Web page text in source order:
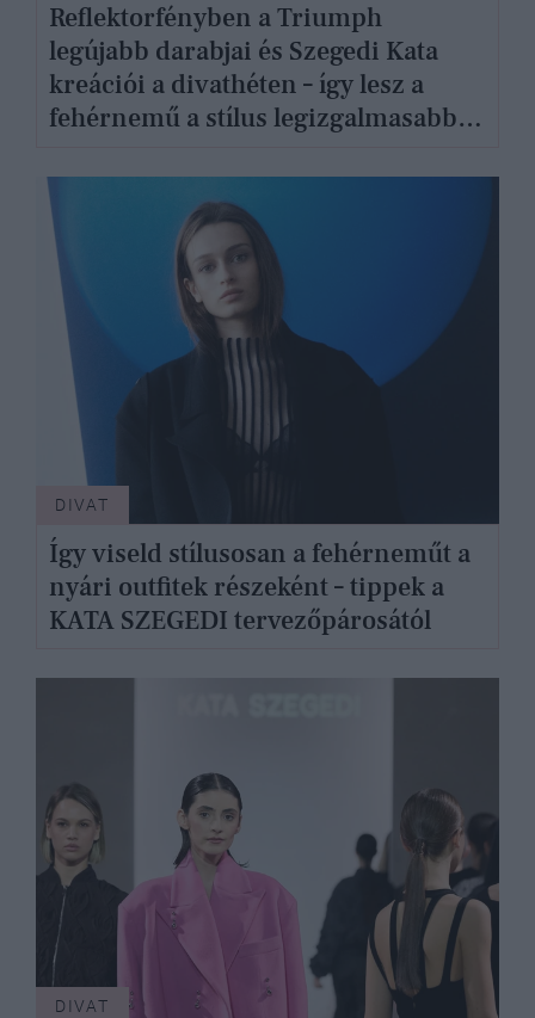
Reflektorfényben a Triumph
legújabb darabjai és Szegedi Kata
kreációi a divathéten – így lesz a
fehérnemű a stílus legizgalmasabb
DIVAT
Így viseld stílusosan a fehérneműt a
nyári outfitek részeként – tippek a
KATA SZEGEDI tervezőpárosától
DIVAT